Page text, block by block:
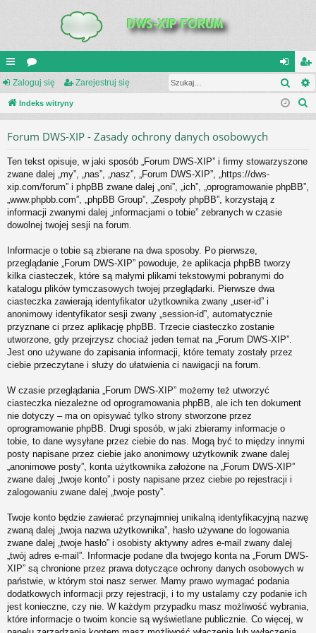
UI
C
IN
K
S
or
a
al
og
ę
ar
ej
si
Zaloguj się Zarejestruj się
Indeks witryny
Forum DWS-XIP - Zasady ochrony danych osobowych
Ten tekst opisuje, w jaki sposób „Forum DWS-XIP” i firmy stowarzyszone
zwane dalej „my”, „nas”, „nasz”, „Forum DWS-XIP”, „https://dws-
xip.com/forum” i phpBB zwane dalej „oni”, „ich”, „oprogramowanie phpBB”,
„www.phpbb.com”, „phpBB Group”, „Zespoły phpBB”, korzystają z
informacji zwanymi dalej „informacjami o tobie” zebranych w czasie
dowolnej twojej sesji na forum.
Informacje o tobie są zbierane na dwa sposoby. Po pierwsze,
przeglądanie „Forum DWS-XIP” powoduje, że aplikacja phpBB tworzy
kilka ciasteczek, które są małymi plikami tekstowymi pobranymi do
katalogu plików tymczasowych twojej przeglądarki. Pierwsze dwa
ciasteczka zawierają identyfikator użytkownika zwany „user-id” i
anonimowy identyfikator sesji zwany „session-id”, automatycznie
przyznane ci przez aplikację phpBB. Trzecie ciasteczko zostanie
utworzone, gdy przejrzysz chociaż jeden temat na „Forum DWS-XIP”.
Jest ono używane do zapisania informacji, które tematy zostały przez
ciebie przeczytane i służy do ułatwienia ci nawigacji na forum.
W czasie przeglądania „Forum DWS-XIP” możemy też utworzyć
ciasteczka niezależne od oprogramowania phpBB, ale ich ten dokument
nie dotyczy – ma on opisywać tylko strony stworzone przez
oprogramowanie phpBB. Drugi sposób, w jaki zbieramy informacje o
tobie, to dane wysyłane przez ciebie do nas. Mogą być to między innymi
posty napisane przez ciebie jako anonimowy użytkownik zwane dalej
„anonimowe posty”, konta użytkownika założone na „Forum DWS-XIP”
zwane dalej „twoje konto” i posty napisane przez ciebie po rejestracji i
zalogowaniu zwane dalej „twoje posty”.
Twoje konto będzie zawierać przynajmniej unikalną identyfikacyjną nazwę
zwaną dalej „twoja nazwa użytkownika”, hasło używane do logowania
zwane dalej „twoje hasło” i osobisty aktywny adres e-mail zwany dalej
„twój adres e-mail”. Informacje podane dla twojego konta na „Forum DWS-
XIP” są chronione przez prawa dotyczące ochrony danych osobowych w
państwie, w którym stoi nasz serwer. Mamy prawo wymagać podania
dodatkowych informacji przy rejestracji, i to my ustalamy czy podanie ich
jest konieczne, czy nie. W każdym przypadku masz możliwość wybrania,
które informacje o twoim koncie są wyświetlane publicznie. Co więcej, w